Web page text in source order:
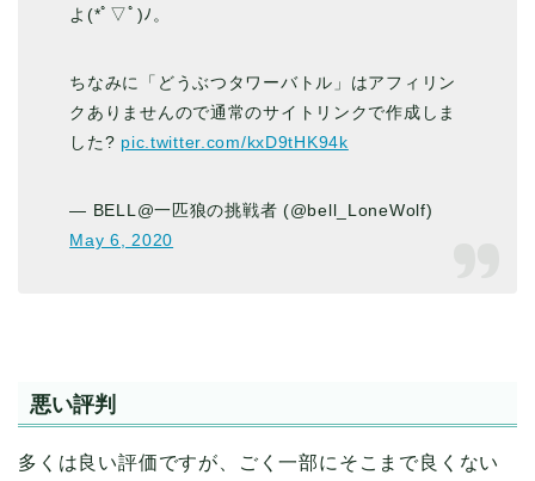
よ(*ﾟ▽ﾟ)ﾉ。
ちなみに「どうぶつタワーバトル」はアフィリン
クありませんので通常のサイトリンクで作成しま
した? pic.twitter.com/kxD9tHK94k
— BELL@一匹狼の挑戦者 (@bell_LoneWolf)
May 6, 2020
悪い評判
多くは良い評価ですが、ごく一部にそこまで良くない